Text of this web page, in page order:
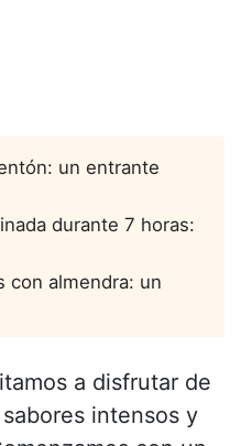
un entrante
durante 7 horas:
con almendra: un
a disfrutar de
intensos y